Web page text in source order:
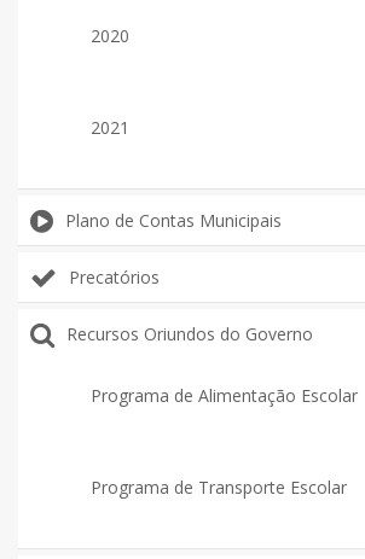
2020
2021
Plano de Contas Municipais
Precatórios
Recursos Oriundos do Governo
Programa de Alimentação Escolar
Programa de Transporte Escolar